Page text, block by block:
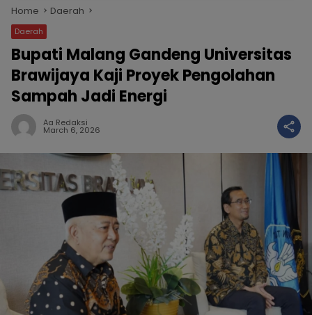
Home Daerah
Daerah
Bupati Malang Gandeng Universitas
Brawijaya Kaji Proyek Pengolahan
Sampah Jadi Energi
Aa Redaksi
March 6, 2026